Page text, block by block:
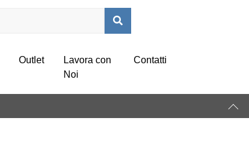
Outlet
Lavora con
Noi
Contatti